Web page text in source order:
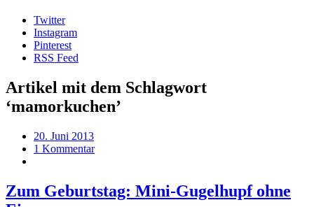
Twitter
Instagram
Pinterest
RSS Feed
Artikel mit dem Schlagwort
‘mamorkuchen’
20. Juni 2013
1 Kommentar
Zum Geburtstag: Mini-Gugelhupf ohne